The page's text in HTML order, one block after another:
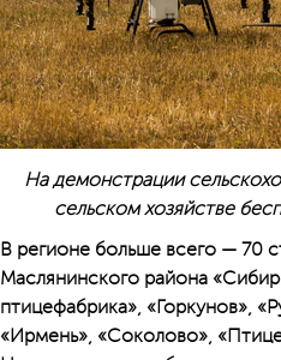
На демонстрации
сельском хозяйстве
В регионе больше всего — 70
Маслянинского района
птицефабрика», «Горкунов»,
«Ирмень», «Соколово»,